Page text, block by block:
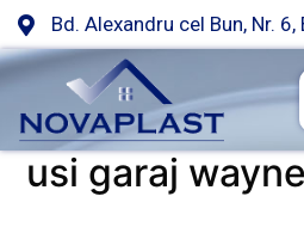
Bd. Alexandru cel Bun, Nr.
usi garaj